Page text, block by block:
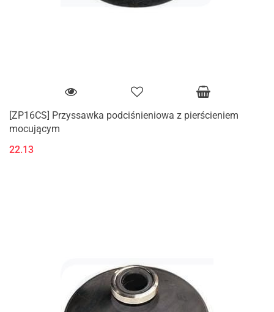
[ZP16CS] Przyssawka podciśnieniowa z pierścieniem
mocującym
22.13